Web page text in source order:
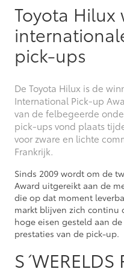
Toyota Hilux
pick-ups
De Toyota Hilux is de
International Pick-up
van de felbegeerde
pick-ups vond plaats
voor zware en lichte
Frankrijk.
Sinds 2009 wordt om de
Award uitgereikt aan de
die op dat moment
markt blijven zich continu
hoge eisen gesteld aan
prestaties van de pick-up.
S´WERELDS